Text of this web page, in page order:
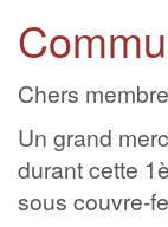
Chers
Un grand
durant cette
sous couvre-